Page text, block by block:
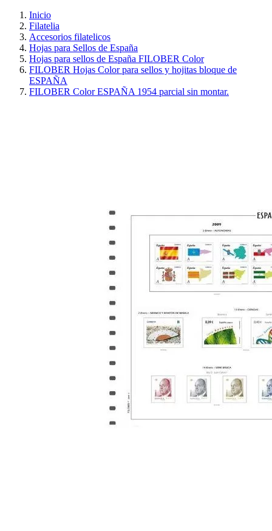
Inicio
Filatelia
Accesorios filatelicos
Hojas para Sellos de España
Hojas para sellos de España FILOBER Color
FILOBER Hojas Color para sellos y hojitas bloque de
ESPAÑA
FILOBER Color ESPAÑA 1954 parcial sin montar.